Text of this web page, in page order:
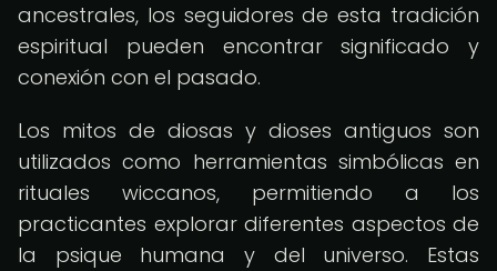
ancestrales, los seguidores de esta tradición
espiritual pueden encontrar significado y
conexión con el pasado.
Los mitos de diosas y dioses antiguos son
utilizados como herramientas simbólicas en
rituales wiccanos, permitiendo a los
practicantes explorar diferentes aspectos de
la psique humana y del universo. Estas